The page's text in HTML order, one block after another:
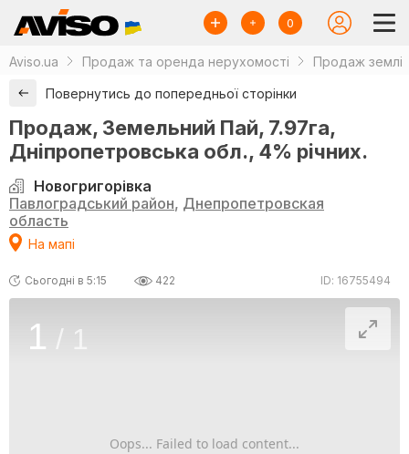
0
Aviso.ua Продаж та оренда нерухомості Продаж землі
Повернутись до попередньої сторінки
Продаж, Земельний Пай, 7.97га,
Дніпропетровська обл., 4% річних.
Новогригорівка
Павлоградський район, Днепропетровская
область
На мапі
Сьогодні в 5:15 422 ID: 16755494
Oops... Failed to load content...
1 / 1